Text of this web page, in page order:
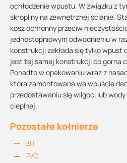
ochłodzenie wpustu. W związku z
skropliny na zewnętrznej ścianie.
kosz ochronny przeciw
jednostopniowym odwodnieniu w
konstrukcji zakłada się tylko wpust
jest tej samej konstrukcji co górna
Ponadto w opakowaniu wraz z
która zamontowana we wpuście
przedostawaniu się wilgoci lub
cieplnej.
Pozostałe kołnierze
BIT
PVC